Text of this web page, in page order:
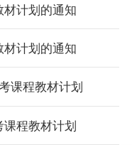
计划的通知
计划的通知
课程教材计划
程教材计划